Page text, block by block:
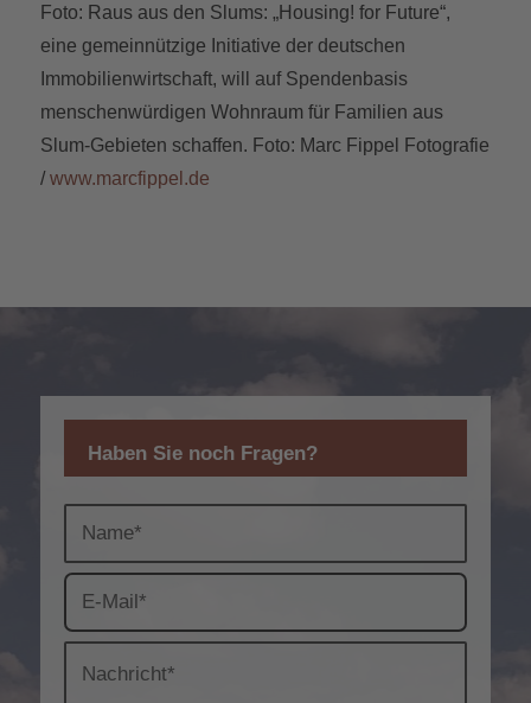
Foto: Raus aus den Slums: „Housing! for Future“,
eine gemeinnützige Initiative der deutschen
Immobilienwirtschaft, will auf Spendenbasis
menschenwürdigen Wohnraum für Familien aus
Slum-Gebieten schaffen. Foto: Marc Fippel Fotografie
/www.marcfippel.de
Haben Sie noch Fragen?